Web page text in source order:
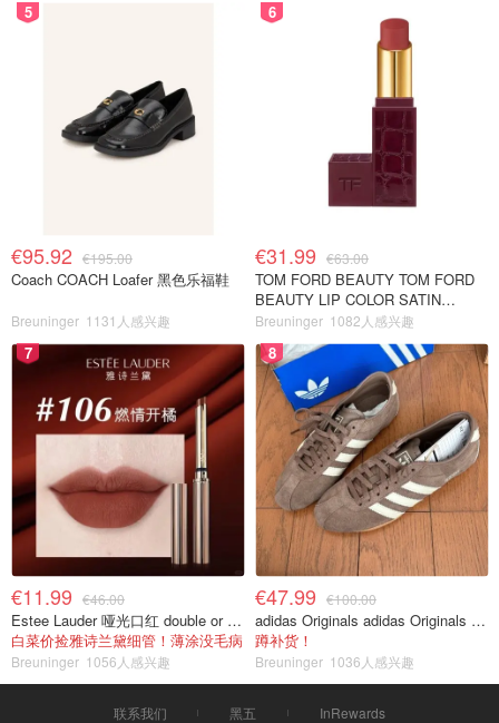
5
€95.92 €195.00
Coach COACH Loafer 黑色乐福鞋
Breuninger 1131人感兴趣
6
€31.99 €63.00
TOM FORD BEAUTY TOM FORD
BEAUTY LIP COLOR SATIN
MATTE 裸玫瑰口红
Breuninger 1082人感兴趣
7
€11.99 €46.00
Estee Lauder 哑光口红 double or nothing色号
白菜价捡雅诗兰黛细管！薄涂没毛病
Breuninger 1056人感兴趣
8
€47.99 €100.00
adidas Originals adidas Originals TOKYO 复古休闲鞋 深棕色
蹲补货！
Breuninger 1036人感兴趣
联系我们 黑五 InRewards